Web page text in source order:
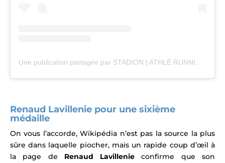
Une publication partagée par STADION | ATHLÉ RUNNING TRAIL (@stadion_actu)
Renaud Lavillenie pour une sixième
médaille
On vous l’accorde, Wikipédia n’est pas la source la plus
sûre dans laquelle piocher, mais un rapide coup d’œil à
la page de Renaud Lavillenie confirme que son